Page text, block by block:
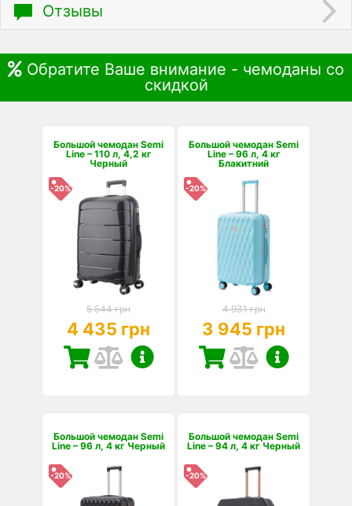
Отзывы
Обратите Ваше внимание - чемоданы со
скидкой
Большой чемодан Semi
Line – 110 л, 4,2 кг
Черный
-20%
5 544 грн
4 435 грн
Большой чемодан Semi
Line – 96 л, 4 кг
Блакитний
-20%
4 931 грн
3 945 грн
Большой чемодан Semi
Line – 96 л, 4 кг Черный
-20%
Большой чемодан Semi
Line – 94 л, 4 кг Черный
-20%